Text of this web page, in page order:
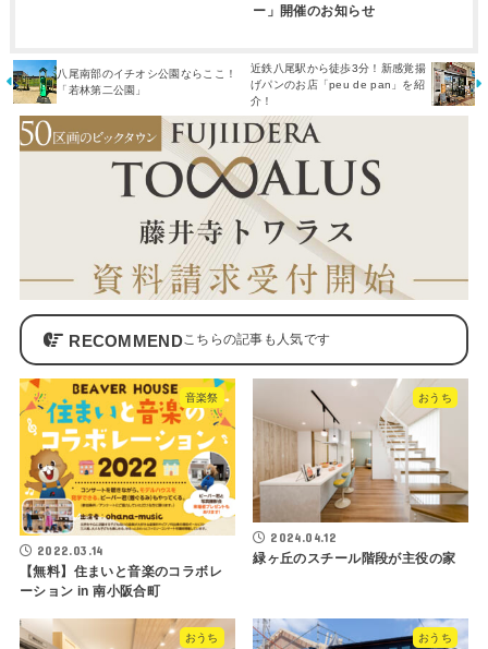
ー」開催のお知らせ
八尾南部のイチオシ公園ならここ！
「若林第二公園」
近鉄八尾駅から徒歩3分！新感覚揚
げパンのお店「peu de pan」を紹
介！
RECOMMEND
音楽祭
2022.03.14
【無料】住まいと音楽のコラボレ
ーション in 南小阪合町
おうち
2024.04.12
緑ヶ丘のスチール階段が主役の家
おうち おうち